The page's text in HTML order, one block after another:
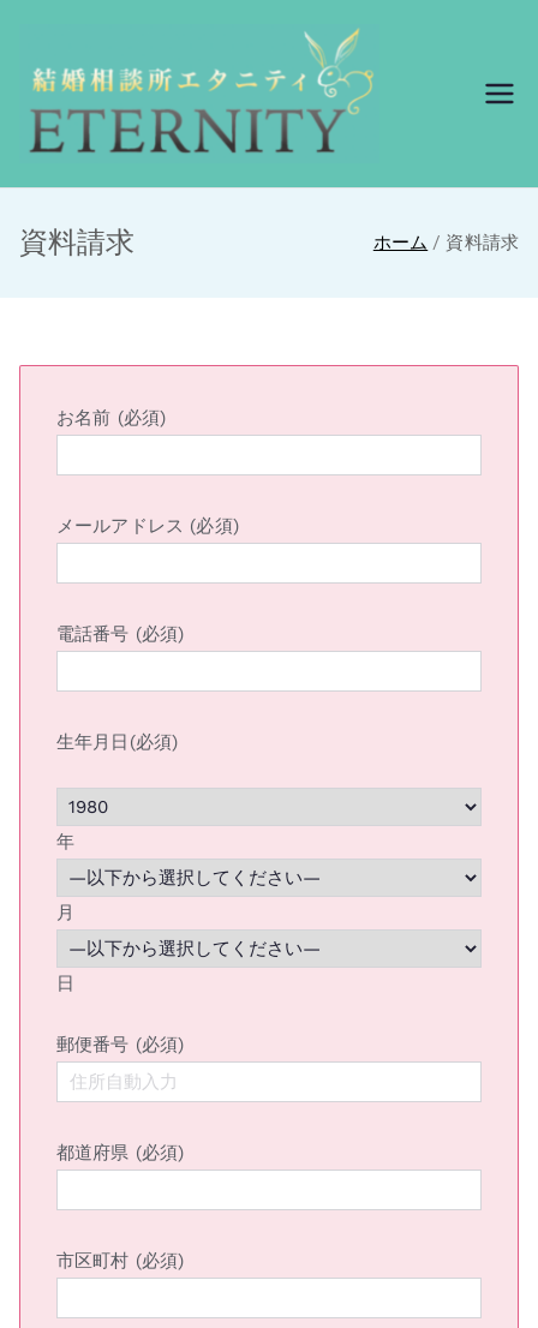
結婚相談所エ
結婚相談所エタニ
資料請求 ホーム 資料請求
お名前 (必須)
メールアドレス (必須)
電話番号 (必須)
生年月日(必須)
年
月
日
郵便番号 (必須)
都道府県 (必須)
市区町村 (必須)